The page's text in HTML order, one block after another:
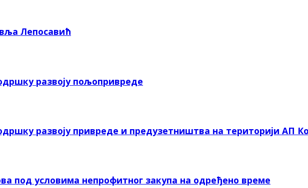
Лепосавић
развоју пољопривреде
развоју привреде и предузетништва на територији АП
под условима непрофитног закупа на одређено време